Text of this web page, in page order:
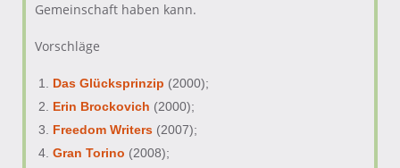
Gemeinschaft haben kann.
Vorschläge
Das Glücksprinzip (2000);
Erin Brockovich (2000);
Freedom Writers (2007);
Gran Torino (2008);